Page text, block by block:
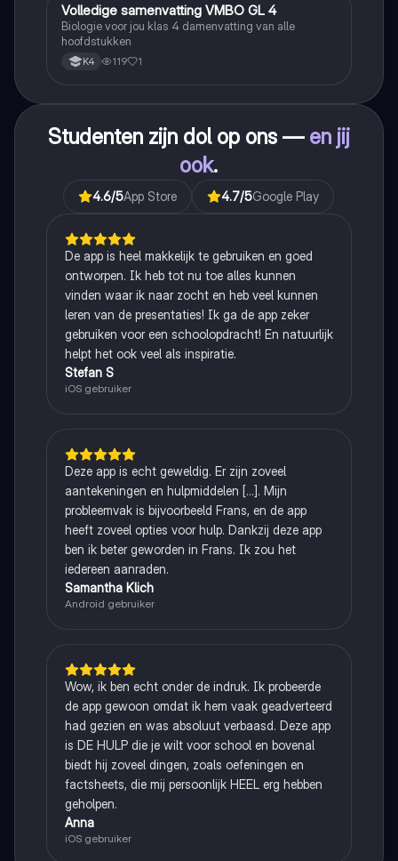
Biologie
Volledige samenvatting VMBO GL 4
Biologie voor jou klas 4 damenvatting van alle
hoofdstukken
K4 119 1
Studenten zijn dol op ons — en jij
ook.
4.6/5App Store 4.7/5Google Play
De app is heel makkelijk te gebruiken en goed
ontworpen. Ik heb tot nu toe alles kunnen
vinden waar ik naar zocht en heb veel kunnen
leren van de presentaties! Ik ga de app zeker
gebruiken voor een schoolopdracht! En natuurlijk
helpt het ook veel als inspiratie.
Stefan S
iOS gebruiker
Deze app is echt geweldig. Er zijn zoveel
aantekeningen en hulpmiddelen [...]. Mijn
probleemvak is bijvoorbeeld Frans, en de app
heeft zoveel opties voor hulp. Dankzij deze app
ben ik beter geworden in Frans. Ik zou het
iedereen aanraden.
Samantha Klich
Android gebruiker
Wow, ik ben echt onder de indruk. Ik probeerde
de app gewoon omdat ik hem vaak geadverteerd
had gezien en was absoluut verbaasd. Deze app
is DE HULP die je wilt voor school en bovenal
biedt hij zoveel dingen, zoals oefeningen en
factsheets, die mij persoonlijk HEEL erg hebben
geholpen.
Anna
iOS gebruiker